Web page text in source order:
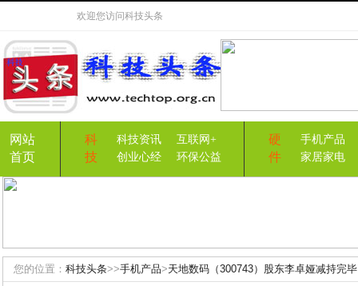
欢迎您访问科技头条
网站
首页
科
技
科技资讯
互联网+
创业心经
环保公益
硬
件
手机产品
家居家电
您的位置： 科技头条>>手机产品>天地数码（300743）股东李卓娅减持完